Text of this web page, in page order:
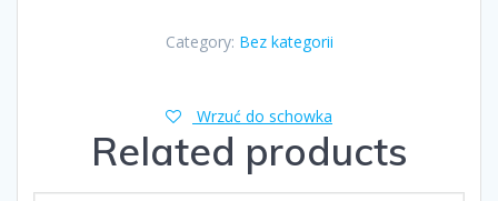
Category: Bez kategorii
Wrzuć do schowka
Related products